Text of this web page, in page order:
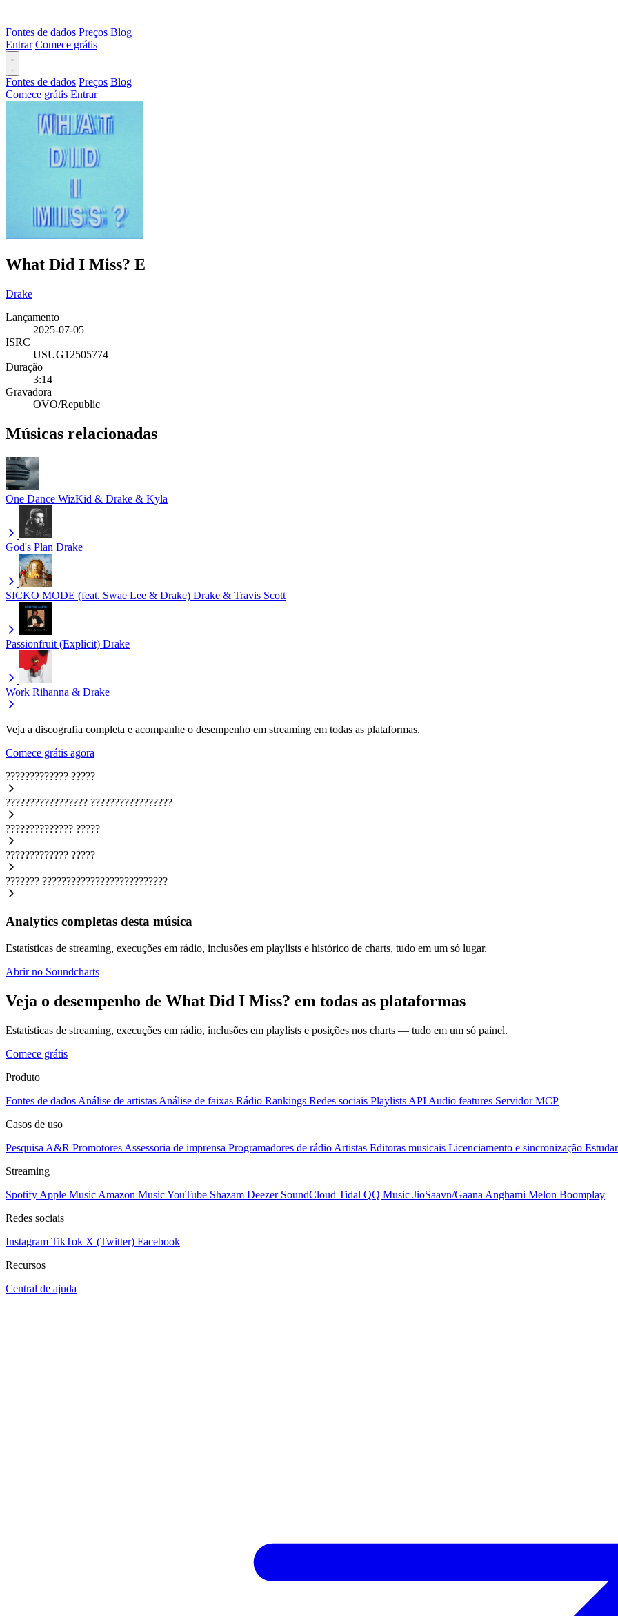
Fontes de dados Preços Blog
Entrar Comece grátis
Fontes de dados Preços Blog
Comece grátis Entrar
What Did I Miss? E
Drake
Lançamento
2025-07-05
ISRC
USUG12505774
Duração
3:14
Gravadora
OVO/Republic
Músicas relacionadas
One Dance WizKid & Drake & Kyla
God's Plan Drake
SICKO MODE (feat. Swae Lee & Drake) Drake & Travis Scott
Passionfruit (Explicit) Drake
Work Rihanna & Drake
Veja a discografia completa e acompanhe o desempenho em streaming em todas as plataformas.
Comece grátis agora
????????????? ?????
????????????????? ?????????????????
?????????????? ?????
????????????? ?????
??????? ??????????????????????????
Analytics completas desta música
Estatísticas de streaming, execuções em rádio, inclusões em playlists e histórico de charts, tudo em um só lugar.
Abrir no Soundcharts
Veja o desempenho de What Did I Miss? em todas as plataformas
Estatísticas de streaming, execuções em rádio, inclusões em playlists e posições nos charts — tudo em um só painel.
Comece grátis
Produto
Fontes de dados Análise de artistas Análise de faixas Rádio Rankings Redes sociais Playlists API Audio features Servidor MCP
Casos de uso
Pesquisa A&R Promotores Assessoria de imprensa Programadores de rádio Artistas Editoras musicais Licenciamento e sincronização
Streaming
Spotify Apple Music Amazon MusicYouTube Shazam Deezer SoundCloud Tidal QQ Music JioSaavn/Gaana Anghami Melon Boomplay
Redes sociais
Instagram TikTok X (Twitter) Facebook
Recursos
Central de ajuda